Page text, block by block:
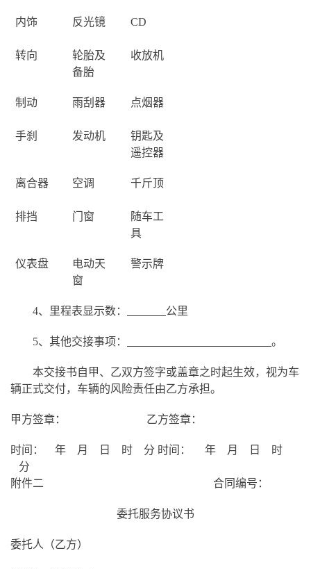
内饰 反光镜 CD
转向
轮胎及
备胎
收放机
制动 雨刮器 点烟器
手刹 发动机
钥匙及
遥控器
离合器 空调 千斤顶
排挡 门窗
随车工
具
仪表盘
电动天
窗
警示牌
4、里程表显示数： 公里
5、其他交接事项： 。
本交接书自甲、乙双方签字或盖章之时起生效，视为车
辆正式交付，车辆的风险责任由乙方承担。
甲方签章： 乙方签章：
时间： 年 月 日 时 分 时间： 年 月 日
时
分
附件二
合同编号：
委托服务协议书
委托人（乙方）